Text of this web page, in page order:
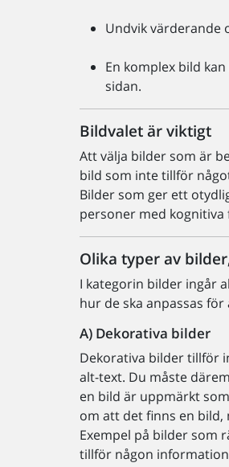
Undvik värderande
En komplex bild
sidan.
Bildvalet är viktigt
Att välja bilder som är
bild som inte tillför
Bilder som ger ett
personer med
Olika typer av
I kategorin bilder ingår
hur de ska anpassas
A) Dekorativa bilder
Dekorativa bilder tillför
alt-text. Du måste
en bild är uppmärkt
om att det finns en
Exempel på bilder som
tillför någon